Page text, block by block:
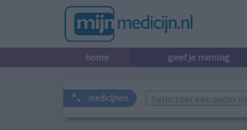
home geef je mening
medicijnen Selecteer een ander